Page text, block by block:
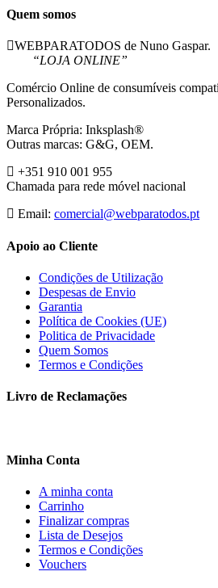
Quem somos
WEBPARATODOS de Nuno Gaspar.
“LOJA ONLINE”
Comércio Online de consumíveis
Personalizados.
Marca Própria: Inksplash®
Outras marcas: G&G, OEM.
+351 910 001 955
Chamada para rede móvel nacional
Email: comercial@webparatodos.pt
Apoio ao Cliente
Condições de Utilização
Despesas de Envio
Garantia
Política de Cookies (UE)
Politica de Privacidade
Quem Somos
Termos e Condições
Livro de Reclamações
Minha Conta
A minha conta
Carrinho
Finalizar compras
Lista de Desejos
Termos e Condições
Vouchers